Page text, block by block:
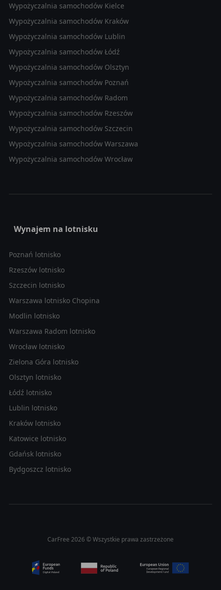
Wypożyczalnia samochodów Kielce
Wypożyczalnia samochodów Kraków
Wypożyczalnia samochodów Lublin
Wypożyczalnia samochodów Łódź
Wypożyczalnia samochodów Olsztyn
Wypożyczalnia samochodów Poznań
Wypożyczalnia samochodów Radom
Wypożyczalnia samochodów Rzeszów
Wypożyczalnia samochodów Szczecin
Wypożyczalnia samochodów Warszawa
Wypożyczalnia samochodów Wrocław
Wynajem na lotnisku
Poznań lotnisko
Rzeszów lotnisko
Szczecin lotnisko
Warszawa lotnisko Chopina
Modlin lotnisko
Warszawa Radom lotnisko
Wrocław lotnisko
Zielona Góra lotnisko
Olsztyn lotnisko
Łódź lotnisko
Lublin lotnisko
Kraków lotnisko
Katowice lotnisko
Gdańsk lotnisko
Bydgoszcz lotnisko
CarFree 2026 © Wszystkie prawa zastrzeżone